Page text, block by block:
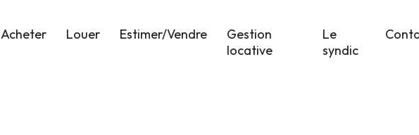
Acheter Louer Estimer/Vendre
Gestion
locative
Le
syndic